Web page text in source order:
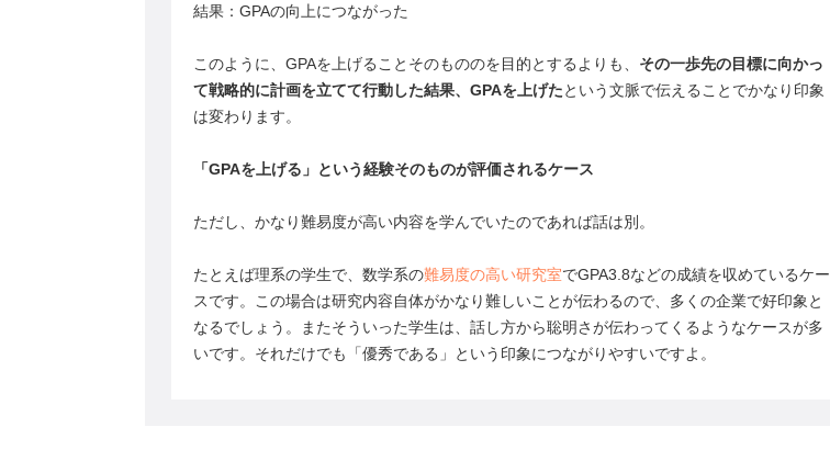
結果：GPAの向上につながった
このように、GPAを上げることそのもののを目的とするよりも、 その一歩先の目標に向かっ
て戦略的に計画を立てて行動した結果、GPAを上げたという文脈で伝えることでかなり印象
は変わります。
「GPAを上げる」という経験そのものが評価されるケース
ただし、かなり難易度が高い内容を学んでいたのであれば話は別。
たとえば理系の学生で、数学系の難易度の高い研究室でGPA3.8などの成績を収めているケー
スです。この場合は研究内容自体がかなり難しいことが伝わるので、多くの企業で好印象と
なるでしょう。またそういった学生は、話し方から聡明さが伝わってくるようなケースが多
いです。それだけでも「優秀である」という印象につながりやすいですよ。